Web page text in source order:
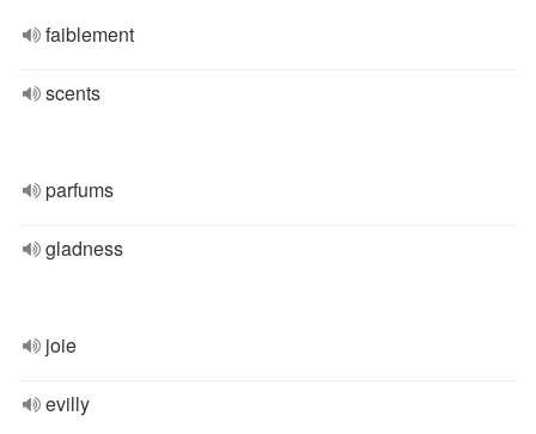
faiblement
scents
parfums
gladness
joie
evilly